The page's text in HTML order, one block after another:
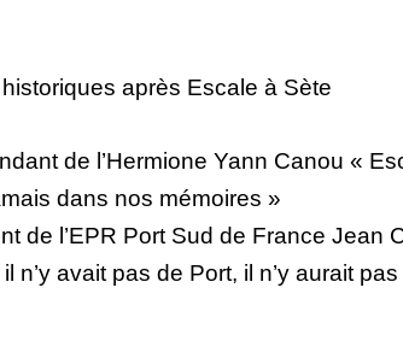
après Escale à Sète
de l’Hermione Yann Canou «
dans nos mémoires »
de l’EPR Port Sud de France Jean
n’y avait pas de Port, il n’y aurait pas